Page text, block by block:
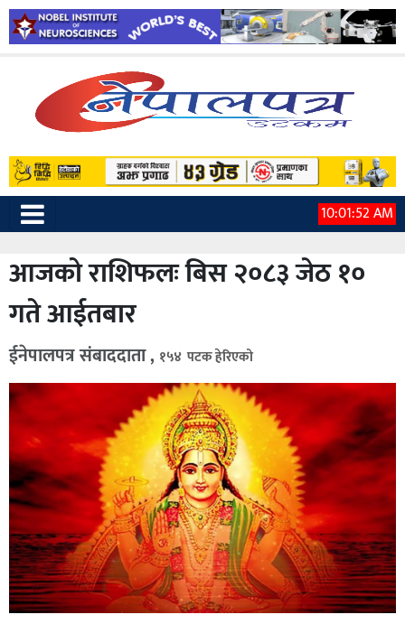
10:01:54 AM
आजको राशिफलः बिस २०८३ जेठ १०
गते आईतबार
ईनेपालपत्र संबाददाता , १५४ पटक हेरिएको